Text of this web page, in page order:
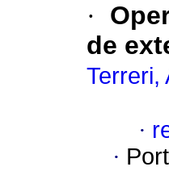
·
de
Terreri,
·
·